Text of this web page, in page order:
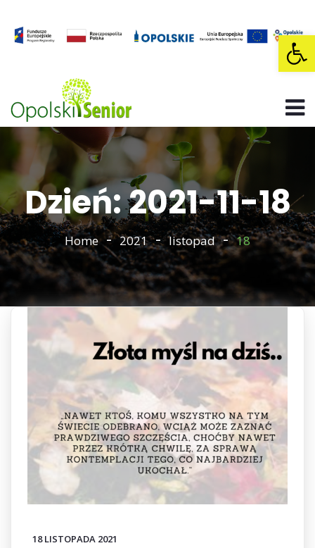
Dzień: 2021-11-18
Home 2021 listopad 18
18 LISTOPADA 2021